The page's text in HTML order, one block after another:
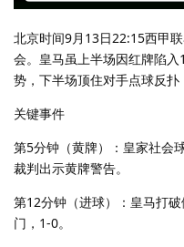
北京时间9月13日22:15西甲
会。皇马虽上半场因红牌陷
势，下半场顶住对手点球反扑
关键事件
第5分钟（黄牌）：皇家社会
裁判出示黄牌警告。
第12分钟（进球）：皇马打
门，1-0。